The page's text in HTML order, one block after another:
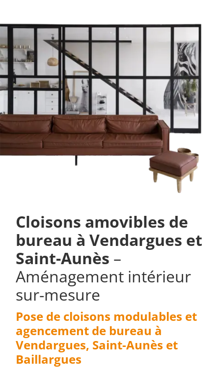
Cloisons amovibles de
bureau à Vendargues et
Saint-Aunès –
Aménagement intérieur
sur-mesure
Pose de cloisons modulables et
agencement de bureau à
Vendargues, Saint-Aunès et
Baillargues